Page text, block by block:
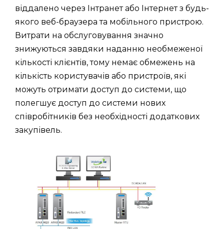
віддалено через Інтранет або Інтернет з будь-
якого веб-браузера та мобільного пристрою.
Витрати на обслуговування значно
знижуються завдяки наданню необмеженої
кількості клієнтів, тому немає обмежень на
кількість користувачів або пристроїв, які
можуть отримати доступ до системи, що
полегшує доступ до системи нових
співробітників без необхідності додаткових
закупівель.